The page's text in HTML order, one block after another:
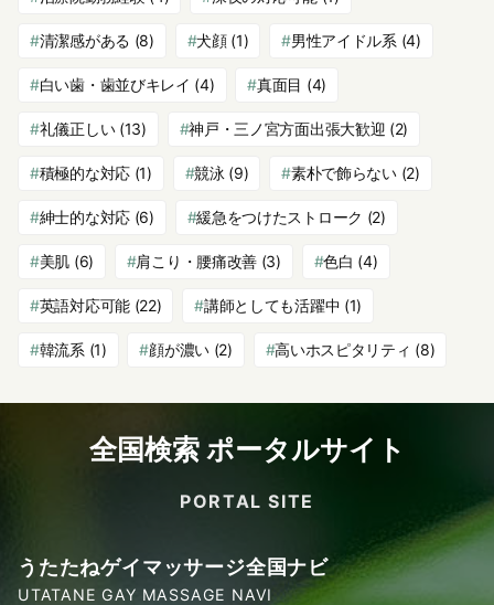
清潔感がある (8) 犬顔(1) 男性アイドル系 (4)
白い歯・歯並びキレイ (4) 真面目 (4)
礼儀正しい(13) 神戸・三ノ宮方面出張大歓迎 (2)
積極的な対応(1) 競泳 (9) 素朴で飾らない(2)
紳士的な対応(6) 緩急をつけたストローク (2)
美肌 (6) 肩こり・腰痛改善 (3) 色白 (4)
英語対応可能(22) 講師としても活躍中 (1)
韓流系 (1) 顔が濃い(2) 高いホスピタリティ (8)
全国検索 ポータルサイト
PORTAL SITE
うたたねゲイマッサージ全国ナビ
UTATANE GAY MASSAGE NAVI